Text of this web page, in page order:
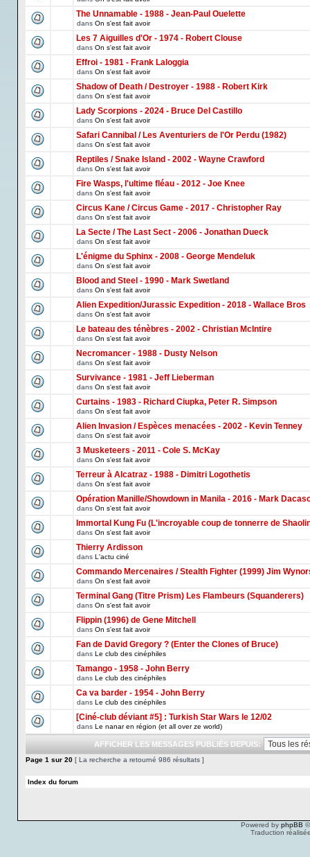
The Unnamable - 1988 - Jean-Paul Ouelette
dans On s'est fait avoir
Les 7 Aiguilles d'Or - 1974 - Robert Clouse
dans On s'est fait avoir
Effroi - 1981 - Frank Laloggia
dans On s'est fait avoir
Shadow of Death / Destroyer - 1988 - Robert Kirk
dans On s'est fait avoir
Lady Scorpions - 2024 - Bruce Del Castillo
dans On s'est fait avoir
Safari Cannibal / Les Aventuriers de l'Or Perdu (1982)
dans On s'est fait avoir
Reptiles / Snake Island - 2002 - Wayne Crawford
dans On s'est fait avoir
Fire Wasps, l'ultime fléau - 2012 - Joe Knee
dans On s'est fait avoir
Circus Kane / Circus Game - 2017 - Christopher Ray
dans On s'est fait avoir
La Secte / The Last Sect - 2006 - Jonathan Dueck
dans On s'est fait avoir
L'énigme du Sphinx - 2008 - George Mendeluk
dans On s'est fait avoir
Blood and Steel - 1990 - Mark Swetland
dans On s'est fait avoir
Alien Expedition/Jurassic Expedition - 2018 - Wallace Bros
dans On s'est fait avoir
Le bateau des ténèbres - 2002 - Christian McIntire
dans On s'est fait avoir
Necromancer - 1988 - Dusty Nelson
dans On s'est fait avoir
Survivance - 1981 - Jeff Lieberman
dans On s'est fait avoir
Curtains - 1983 - Richard Ciupka, Peter R. Simpson
dans On s'est fait avoir
Alien Invasion / Espèces menacées - 2002 - Kevin Tenney
dans On s'est fait avoir
3 Musketeers - 2011 - Cole S. McKay
dans On s'est fait avoir
Terreur à Alcatraz - 1988 - Dimitri Logothetis
dans On s'est fait avoir
Opération Manille/Showdown in Manila - 2016 - Mark
dans On s'est fait avoir
Immortal Kung Fu (L'incroyable coup de tonnerre de
dans On s'est fait avoir
Thierry Ardisson
dans L'actu ciné
Commando Mercenaires / Stealth Fighter (1999) Jim
dans On s'est fait avoir
Terminal Gang (Titre Prism) Les Flambeurs (Squanderers)
dans On s'est fait avoir
Flippin (1996) de Gene Mitchell
dans On s'est fait avoir
Fan de David Gregory ? (Enter the Clones of Bruce)
dans Le club des cinéphiles
Tamango - 1958 - John Berry
dans Le club des cinéphiles
Ca va barder - 1954 - John Berry
dans Le club des cinéphiles
[Ciné-club déviant #5] : Turkish Star Wars le 12/02
dans Le nanar en région (et all over ze world)
AFFICHER LES MESSAGES PUBLIÉS DEPUIS:
Page 1 sur 20 [ La recherche a retourné 986 résultats ]
Index du forum
Powered by phpBB
Traduction